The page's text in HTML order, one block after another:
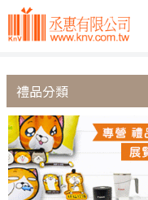
禮品分類